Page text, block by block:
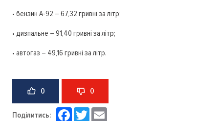
• бензин А-92 – 67,32 гривні за літр;
• дизпальне – 91,40 гривні за літр;
• автогаз – 49,16 гривні за літр.
0 0
Поділитись: Facebook
Twitter